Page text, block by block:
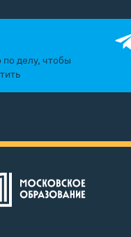
по делу, чтобы